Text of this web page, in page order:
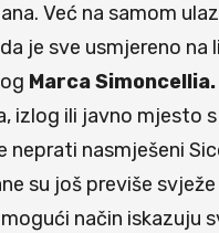
Već na samom
je sve usmjereno na
Marca Simoncellia.
izlog ili javno mjesto
neprati nasmješeni
su još previše svježe
način iskazuju